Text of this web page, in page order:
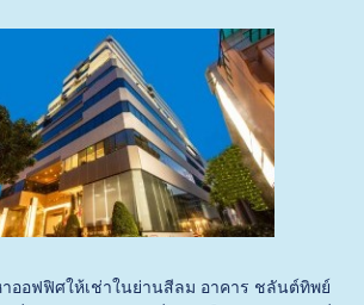
ฟฟิศให้เช่าในย่านสีลม อาคาร ชลันต์ทิพย์